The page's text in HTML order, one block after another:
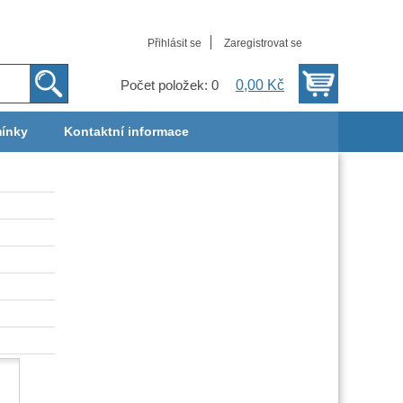
Přihlásit se Zaregistrovat se
Počet položek: 0 0,00 Kč
Kontaktní informace